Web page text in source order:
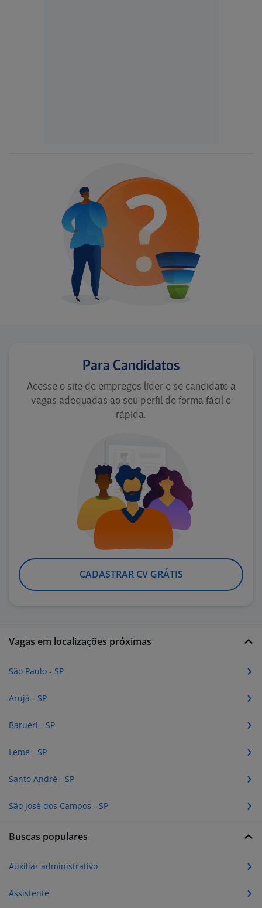
Para Candidatos
Acesse o site de empregos líder e se candidate a
vagas adequadas ao seu perfil de forma fácil e
rápida.
CADASTRAR CV GRÁTIS
Vagas em localizações próximas
São Paulo - SP
Arujá - SP
Barueri - SP
Leme - SP
Santo André - SP
São José dos Campos - SP
Buscas populares
Auxiliar administrativo
Assistente